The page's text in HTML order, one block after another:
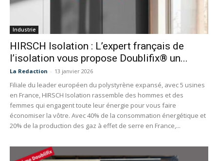
Industrie
HIRSCH Isolation : L’expert français de
l’isolation vous propose Doublifix® un...
La Redaction - 13 janvier 2026
Filiale du leader européen du polystyrène expansé, avec 5 usines
en France, HIRSCH Isolation rassemble des hommes et des
femmes qui engagent toute leur énergie pour vous faire
économiser la vôtre. Avec 40% de la consommation énergétique et
20% de la production des gaz à effet de serre en France,...